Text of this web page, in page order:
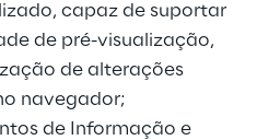
capaz de suportar
de pré-visualização,
de alterações
navegador;
de Informação e